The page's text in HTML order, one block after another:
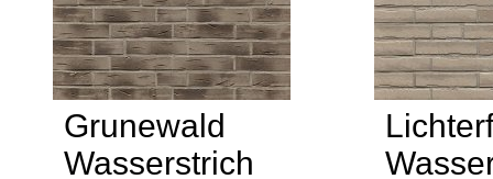
Grunewald
Wasserstrich